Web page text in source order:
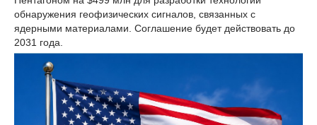
обнаружения геофизических сигналов, связанных с
ядерными материалами. Соглашение будет действовать до
2031 года.